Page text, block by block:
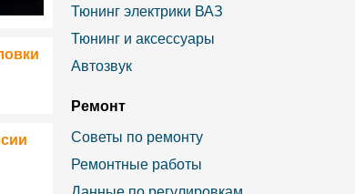
Тюнинг электрики ВАЗ
Тюнинг и аксессуары
Автозвук
Ремонт
Советы по ремонту
Ремонтные работы